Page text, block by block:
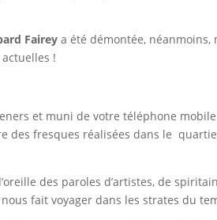
Faireya été démontée, néanmoins,
!
et muni de votre téléphone
des fresques réalisées dans le
des paroles d’artistes, de
fait voyager dans les strates du